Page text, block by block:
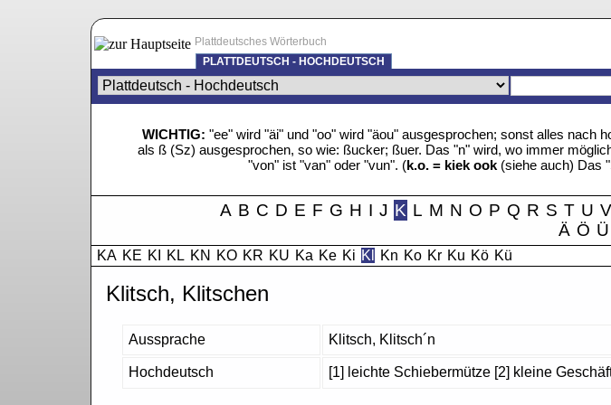
Plattdeutsches Wörterbuch
PLATTDEUTSCH - HOCHDEUTSCH
WICHTIG: "ee" wird "äi" und "oo" wird "äou" ausgesprochen; sonst alles nach
als ß (Sz) ausgesprochen, so wie: ßucker; ßuer. Das "n" wird, wo immer
"von" ist "van" oder "vun". (k.o. = kiek ook(siehe auch) Das
A B C D E F G H I J K L M N O P Q R S T U V
Ä Ö Ü
KA KE KI KL KN KO KR KU Ka Ke Ki Kl Kn Ko Kr Ku Kö Kü
Klitsch, Klitschen
Aussprache Klitsch, Klitsch´n
Hochdeutsch [1] leichte Schiebermütze [2] kleine